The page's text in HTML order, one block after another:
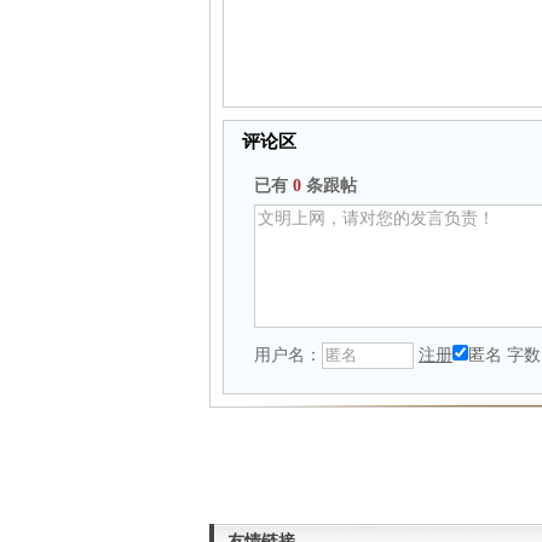
评论区
已有 0 条跟帖
用户名： 注册 匿名 字